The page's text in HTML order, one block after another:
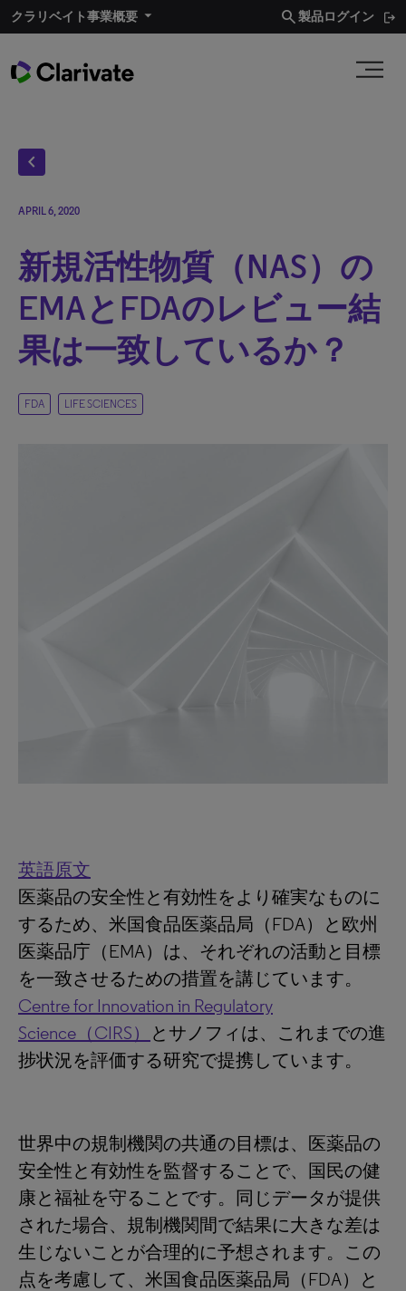
クラリベイト事業概要​ search製品ログイン
chevron_left
APRIL 6, 2020
新規活性物質（NAS）の
EMAとFDAのレビュー結
果は一致しているか？
FDA LIFE SCIENCES
英語原文
医薬品の安全性と有効性をより確実なものに
するため、米国食品医薬品局（FDA）と欧州
医薬品庁（EMA）は、それぞれの活動と目標
を一致させるための措置を講じています。
Centre for Innovation in Regulatory
Science（CIRS）
とサノフィは、これまでの進
捗状況を評価する研究で提携しています。
世界中の規制機関の共通の目標は、医薬品の
安全性と有効性を監督することで、国民の健
康と福祉を守ることです。同じデータが提供
された場合、規制機関間で結果に大きな差は
生じないことが合理的に予想されます。この
点を考慮して、米国食品医薬品局（FDA）と